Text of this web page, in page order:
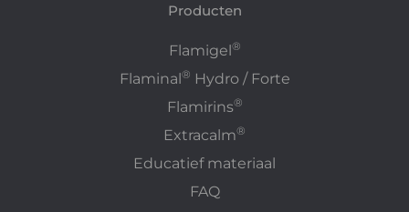
Producten
Flamigel®
Flaminal® Hydro / Forte
Flamirins®
Extracalm®
Educatief materiaal
FAQ